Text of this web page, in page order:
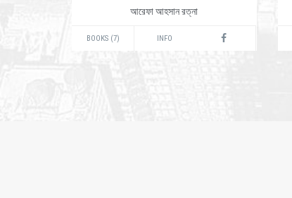
আরেফা আহসান রত্না
BOOKS (7) INFO